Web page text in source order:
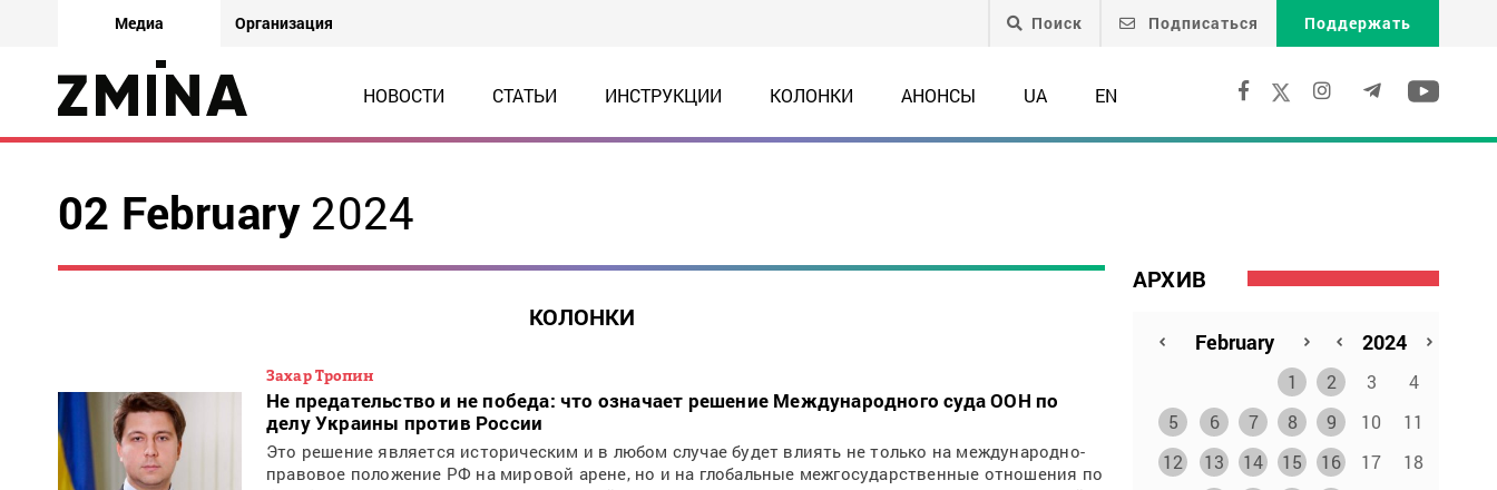
Медиа Организация Поиск Подписаться Поддержать
НОВОСТИ СТАТЬИ ИНСТРУКЦИИ КОЛОНКИ АНОНСЫ UA EN
02 February 2024
КОЛОНКИ
Захар Тропин
Не предательство и не победа: что означает решение Международного суда ООН по
делу Украины против России
Это решение является историческим и в любом случае будет влиять не только на международно-
правовое положение РФ на мировой арене, но и на глобальные межгосударственные отношения по
АРХИВ
1 2 3
4
5
6 7 8 9 10
11
12
13 14 15 16 17
18